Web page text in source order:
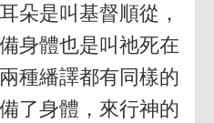
朵是叫基督順從，
身體也是叫祂死在
種繙譯都有同樣的
了身體，來行神的